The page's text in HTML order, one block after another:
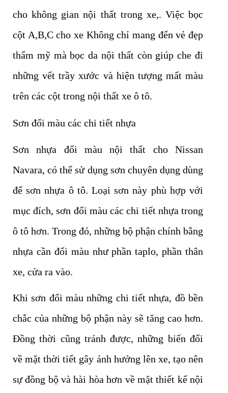
cho không gian nội thất trong xe,. Việc bọc
cột A,B,C cho xe Không chỉ mang đến vẻ đẹp
thẩm mỹ mà bọc da nội thất còn giúp che đi
những vết trầy xước và hiện tượng mất màu
trên các cột trong nội thất xe ô tô.
Sơn đổi màu các chi tiết nhựa
Sơn nhựa đổi màu nội thất cho Nissan
Navara, có thể sử dụng sơn chuyên dụng dùng
để sơn nhựa ô tô. Loại sơn này phù hợp với
mục đích, sơn đổi màu các chi tiết nhựa trong
ô tô hơn. Trong đó, những bộ phận chính bằng
nhựa cần đổi màu như phần taplo, phần thân
xe, cửa ra vào.
Khi sơn đổi màu những chi tiết nhựa, đồ bền
chắc của những bộ phận này sẽ tăng cao hơn.
Đồng thời cũng tránh được, những biến đổi
về mặt thời tiết gây ảnh hưởng lên xe, tạo nên
sự đồng bộ và hài hòa hơn về mặt thiết kế nội